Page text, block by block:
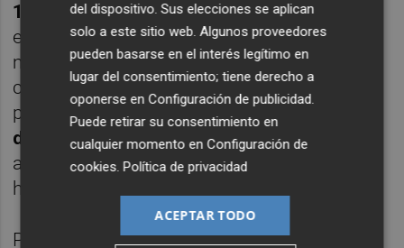
10,25 pulgadas, ofreciendo gráficos
específicos en alta resolución, una lectura
más nítida de los datos de viaje y una mayor
capacidad de personalización de las
pantallas. Asimismo, integra
de aire eléctricasque se activan incluso
antes de que el conductor entre en el
habitáculo.
Presidiendo el centro del salpicadero, se
del dispositivo. Sus elecciones se aplican
solo a este sitio web. Algunos proveedores
pueden basarse en el interés legítimo en
lugar del consentimiento; tiene derecho a
oponerse enConfiguración de publicidad.
Puede retirar su consentimiento en
cualquier momento enConfiguración de
cookies.Política de privacidad
ACEPTAR TODO